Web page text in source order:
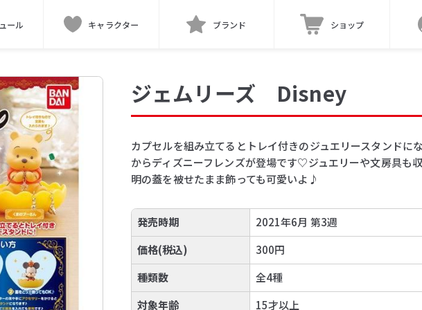
ール キャラクター ブランド ショップ
ジェムリーズ Disney
カプセルを組み立てるとトレイ付きのジュエリースタンドに
からディズニーフレンズが登場です♡ジュエリーや文房具も収
明の蓋を被せたまま飾っても可愛いよ♪
発売時期
2021年6月 第3週
価格(税込)
300円
種類数
全4種
対象年齢
15才以上